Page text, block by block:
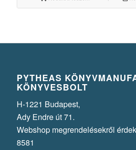
PYTHEAS
KÖNYVESBOLT
H-1221 Budapest,
Ady Endre út 71.
Webshop megrendelésekről
8581